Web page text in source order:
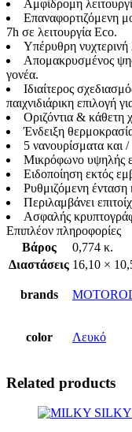
Αμφίδρομη
Επαναφορτιζόμενη
7h σε λειτουργία Eco.
Υπέρυθρη
Απομακρυσμένος
γονέα.
Ιδιαίτερος
παιχνιδιάρικη επιλογή
Οριζόντια & κάθετη
Ένδειξη
5 νανουρίσματα και
Μικρόφωνο υψηλής
Ειδοποίηση εκτός
Ρυθμιζόμενη ένταση
Περιλαμβάνει
Ασφαλής
Επιπλέον πληροφορίες
Βάρος
0,774 κ.
Διαστάσεις 16,10 ×
brands
color Λευκό
Related products